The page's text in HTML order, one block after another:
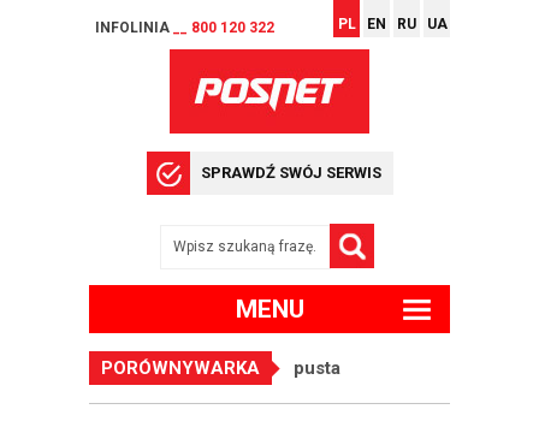
INFOLINIA __ 800 120 322 PL EN RU UA
SPRAWDŹ SWÓJ SERWIS
MENU
PORÓWNYWARKA pusta